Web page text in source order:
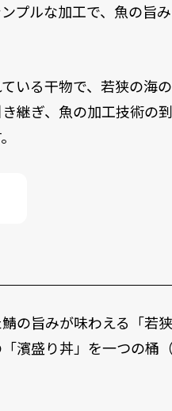
プルな加工で、魚の旨
いる干物で、若狭の海
き継ぎ、魚の加工技術の
の旨みが味わえる「若
濱盛り丼」を一つの桶